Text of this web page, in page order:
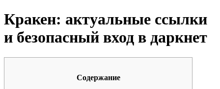
Кракен: актуальные ссылки
и безопасный вход в даркнет
Содержание